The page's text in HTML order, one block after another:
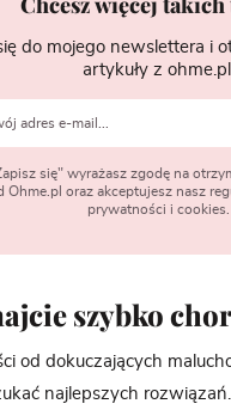
do mojego newslettera i
artykuły z ohme.pl.
się" wyrażasz zgodę na
Ohme.pl oraz akceptujesz nasz
prywatności i cookies.
szybko
od dokuczających
najlepszych